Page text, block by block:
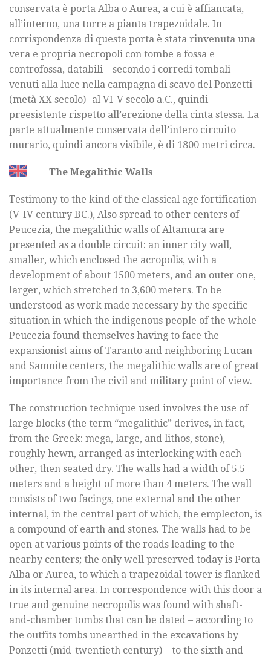
conservata è porta Alba o Aurea, a cui è affiancata,
all’interno, una torre a pianta trapezoidale. In
corrispondenza di questa porta è stata rinvenuta una
vera e propria necropoli con tombe a fossa e
controfossa, databili – secondo i corredi tombali
venuti alla luce nella campagna di scavo del Ponzetti
(metà XX secolo)- al VI-V secolo a.C., quindi
preesistente rispetto all’erezione della cinta stessa. La
parte attualmente conservata dell’intero circuito
murario, quindi ancora visibile, è di 1800 metri circa.
The Megalithic Walls
Testimony to the kind of the classical age fortification
(V-IV century BC.), Also spread to other centers of
Peucezia, the megalithic walls of Altamura are
presented as a double circuit: an inner city wall,
smaller, which enclosed the acropolis, with a
development of about 1500 meters, and an outer one,
larger, which stretched to 3,600 meters. To be
understood as work made necessary by the specific
situation in which the indigenous people of the whole
Peucezia found themselves having to face the
expansionist aims of Taranto and neighboring Lucan
and Samnite centers, the megalithic walls are of great
importance from the civil and military point of view.
The construction technique used involves the use of
large blocks (the term “megalithic” derives, in fact,
from the Greek: mega, large, and lithos, stone),
roughly hewn, arranged as interlocking with each
other, then seated dry. The walls had a width of 5.5
meters and a height of more than 4 meters. The wall
consists of two facings, one external and the other
internal, in the central part of which, the emplecton, is
a compound of earth and stones. The walls had to be
open at various points of the roads leading to the
nearby centers; the only well preserved today is Porta
Alba or Aurea, to which a trapezoidal tower is flanked
in its internal area. In correspondence with this door a
true and genuine necropolis was found with shaft-
and-chamber tombs that can be dated – according to
the outfits tombs unearthed in the excavations by
Ponzetti (mid-twentieth century) – to the sixth and